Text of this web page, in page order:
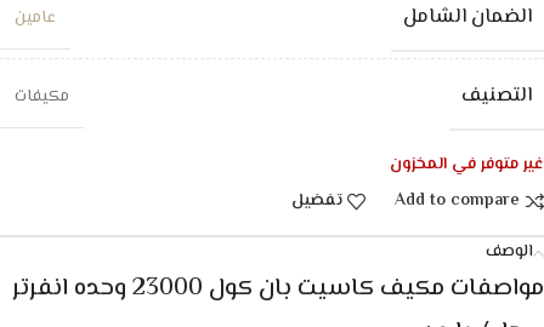
الضمان الشامل عامين
التصنيف مكيفات
غير متوفر في المخزون
Add to compare
تفضيل
الوصف
مواصفات مكيف كاسيت بان كول 23000 وحده انفرتر